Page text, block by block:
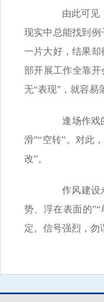
由此可见，
现实中总能找到
一片大好，结果
部开展工作全靠
无“表现”，就容易
逢场作戏的
滑”“空转”。对此
改”。
作风建设永
势、浮在表面的
定。信号强烈，勿